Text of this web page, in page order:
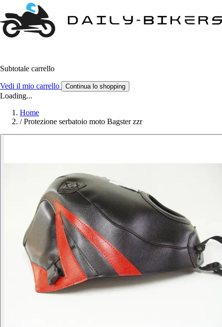
Subtotale carrello
Vedi il mio carrello Continua lo shopping
Loading...
Home
/ Protezione serbatoio moto Bagster zzr